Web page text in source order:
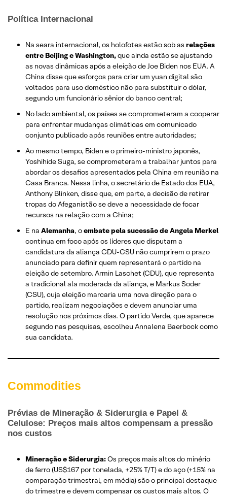
Política Internacional
Na seara internacional, os holofotes estão sob as relações
entre Beijing e Washington,que ainda estão se ajustando
as novas dinâmicas após a eleição de Joe Biden nos EUA. A
China disse que esforços para criar um yuan digital são
voltados para uso doméstico não para substituir o dólar,
segundo um funcionário sênior do banco central;
No lado ambiental, os países se comprometeram a cooperar
para enfrentar mudanças climáticas em comunicado
conjunto publicado após reuniões entre autoridades;
Ao mesmo tempo, Biden e o primeiro-ministro japonês,
Yoshihide Suga, se comprometeram a trabalhar juntos para
abordar os desafios apresentados pela China em reunião na
Casa Branca. Nessa linha, o secretário de Estado dos EUA,
Anthony Blinken, disse que, em parte, a decisão de retirar
tropas do Afeganistão se deve a necessidade de focar
recursos na relação com a China;
E na Alemanha, oembate pela sucessão de Angela Merkel
continua em foco após os líderes que disputam a
candidatura da aliança CDU-CSU não cumprirem o prazo
anunciado para definir quem representará o partido na
eleição de setembro. Armin Laschet (CDU), que representa
a tradicional ala moderada da aliança, e Markus Soder
(CSU), cuja eleição marcaria uma nova direção para o
partido, realizam negociações e devem anunciar uma
resolução nos próximos dias. O partido Verde, que aparece
segundo nas pesquisas, escolheu Annalena Baerbock como
sua candidata.
Commodities
Prévias de Mineração & Siderurgia e Papel &
Celulose: Preços mais altos compensam a pressão
nos custos
Mineração e Siderurgia:Os preços mais altos do minério
de ferro (US$167 por tonelada, +25% T/T) e do aço (+15% na
comparação trimestral, em média) são o principal destaque
do trimestre e devem compensar os custos mais altos. O